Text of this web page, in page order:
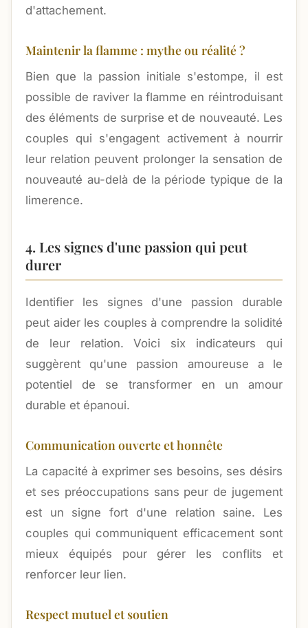
d'attachement.
Maintenir la flamme : mythe ou réalité ?
Bien que la passion initiale s'estompe, il est
possible de raviver la flamme en réintroduisant
des éléments de surprise et de nouveauté. Les
couples qui s'engagent activement à nourrir
leur relation peuvent prolonger la sensation de
nouveauté au-delà de la période typique de la
limerence.
4. Les signes d'une passion qui peut
durer
Identifier les signes d'une passion durable
peut aider les couples à comprendre la solidité
de leur relation. Voici six indicateurs qui
suggèrent qu'une passion amoureuse a le
potentiel de se transformer en un amour
durable et épanoui.
Communication ouverte et honnête
La capacité à exprimer ses besoins, ses désirs
et ses préoccupations sans peur de jugement
est un signe fort d'une relation saine. Les
couples qui communiquent efficacement sont
mieux équipés pour gérer les conflits et
renforcer leur lien.
Respect mutuel et soutien